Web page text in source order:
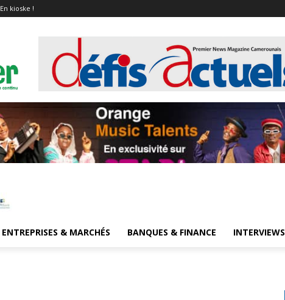
En kioske !
ENTREPRISES & MARCHÉS BANQUES & FINANCE INTERVIEWS